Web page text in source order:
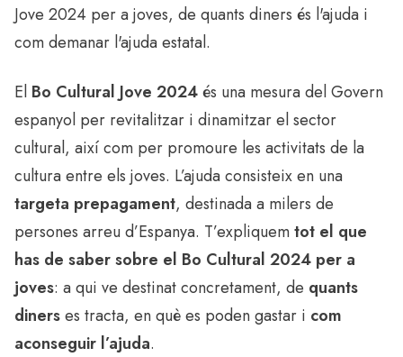
Jove 2024 per a joves, de quants diners és l'ajuda i
com demanar l'ajuda estatal.
El Bo Cultural Jove 2024és una mesura del Govern
espanyol per revitalitzar i dinamitzar el sector
cultural, així com per promoure les activitats de la
cultura entre els joves. L’ajuda consisteix en una
targeta prepagament, destinada a milers de
persones arreu d’Espanya. T’expliquemtot el que
has de saber sobre el Bo Cultural 2024 per a
joves: a qui ve destinat concretament, de quants
dinerses tracta, en què es poden gastar i com
aconseguir l’ajuda.